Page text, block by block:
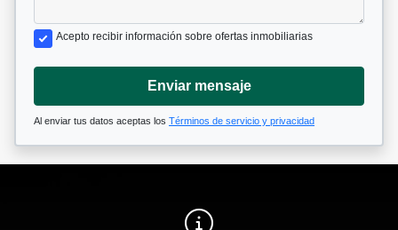
Acepto recibir información sobre ofertas inmobiliarias
Enviar mensaje
Al enviar tus datos aceptas los Términos de servicio y privacidad